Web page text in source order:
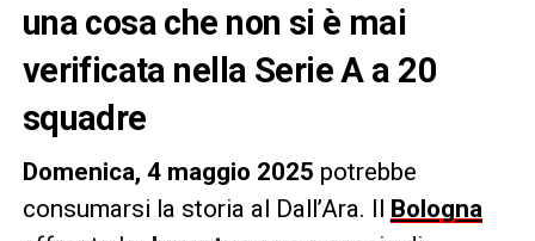
una cosa che non si è mai
verificata nella Serie A a 20
squadre
Domenica, 4 maggio 2025 potrebbe
consumarsi la storia al Dall’Ara. Il Bologna